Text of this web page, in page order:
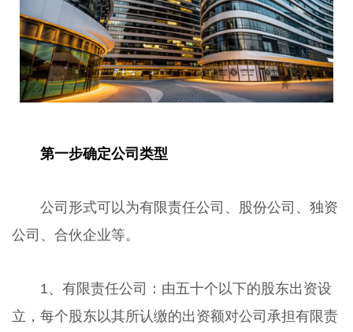
第一步确定公司类型
公司形式可以为有限责任公司、股份公司、独资
公司、合伙企业等。
1、有限责任公司：由五十个以下的股东出资设
立，每个股东以其所认缴的出资额对公司承担有限责